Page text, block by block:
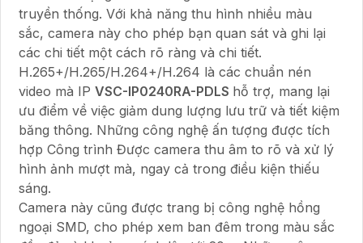
truyền thống. Với khả năng thu hình nhiều màu
sắc, camera này cho phép bạn quan sát và ghi lại
các chi tiết một cách rõ ràng và chi tiết.
H.265+/H.265/H.264+/H.264 là các chuẩn nén
video mà IP VSC-IP0240RA-PDLS hỗ trợ, mang lại
ưu điểm về việc giảm dung lượng lưu trữ và tiết kiệm
băng thông. Những công nghệ ấn tượng được tích
hợp Công trình Được camera thu âm to rõ và xử lý
hình ảnh mượt mà, ngay cả trong điều kiện thiếu
sáng.
Camera này cũng được trang bị công nghệ hồng
ngoại SMD, cho phép xem ban đêm trong màu sắc